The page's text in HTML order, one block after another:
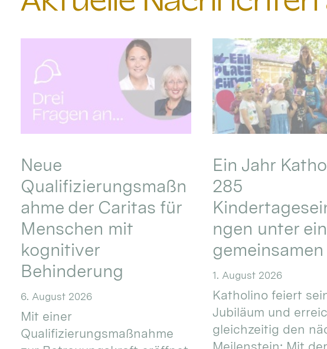
Neue
Qualifizierungsmaßn
ahme der Caritas für
Menschen mit
kognitiver
Behinderung
6. August 2026
Mit einer
Qualifizierungsmaßnahme
Ein Jahr
285
ngen unter
1. August 2026
Katholino feiert
Jubiläum und
gleichzeitig den
Meilenstein: Mit der